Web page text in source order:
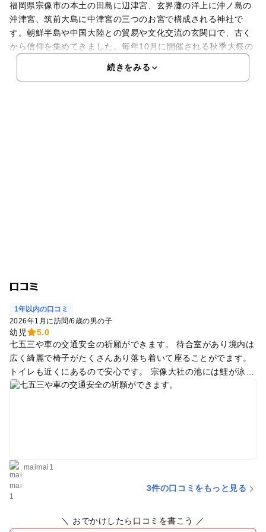
福岡県宗像市の本土の田島に辺津宮、玄界灘の洋上に沖ノ島の
沖津宮、筑前大島に中津宮の三つのお宮で構成される神社で
す。朝鮮半島や中国大陸との貿易や文化交流の玄関口で、古く
から信仰を集めてきました。毎年10月に開催される秋季大祭の
続きをみる
口コミ
1年以内の口コミ
2026年1月に訪問/6歳の男の子
幼児
5.0
七五三や車の交通安全の祈願ができます。 待合室があり境内は
広く綺麗で椅子がたくさんあり落ち着いて座ることがでます。
トイレも近くにあるので安心です。 宗像大社の池には鯉が泳い
でいて餌をあげることができるので子供は大喜びです。
maimai1
3件の口コミをもっと見る
＼ おでかけしたら口コミを書こう ／